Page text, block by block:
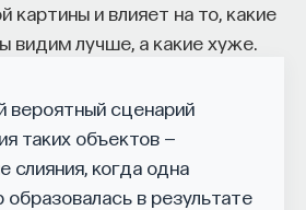
картины и влияет на то, какие
видим лучше, а какие хуже.
сценарий
таких объектов —
слияния, когда одна
в результате